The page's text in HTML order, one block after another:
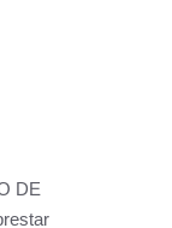
DE